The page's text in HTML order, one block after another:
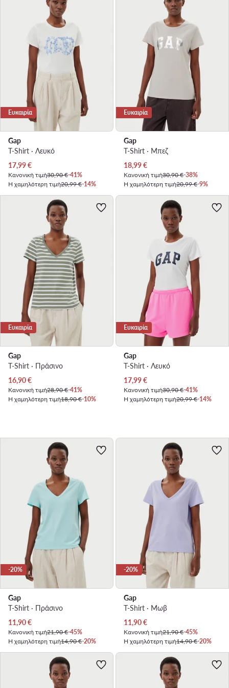
Ευκαιρία
Gap
T-Shirt · Λευκό
Τρέχουσα τιμή
17,99€
Κανονική τιμή30,90 €-41%
Η χαμηλότερη τιμή20,99 €-14%
Ευκαιρία
Gap
T-Shirt · Μπεζ
Τρέχουσα τιμή
18,99€
Κανονική τιμή30,90 €-38%
Η χαμηλότερη τιμή20,99 €-9%
Ευκαιρία
Gap
T-Shirt · Πράσινο
Τρέχουσα τιμή
16,90€
Κανονική τιμή28,90 €-41%
Η χαμηλότερη τιμή18,90 €-10%
Ευκαιρία
Gap
T-Shirt · Λευκό
Τρέχουσα τιμή
17,99€
Κανονική τιμή30,90 €-41%
Η χαμηλότερη τιμή20,99 €-14%
-20%
Gap
T-Shirt · Πράσινο
Τρέχουσα τιμή
11,90€
Κανονική τιμή21,90 €-45%
Η χαμηλότερη τιμή14,90 €-20%
-20%
Gap
T-Shirt · Μωβ
Τρέχουσα τιμή
11,90€
Κανονική τιμή21,90 €-45%
Η χαμηλότερη τιμή14,90 €-20%